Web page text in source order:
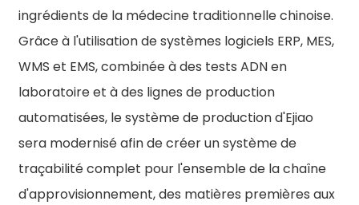
ingrédients de la médecine traditionnelle chinoise.
Grâce à l'utilisation de systèmes logiciels ERP, MES,
WMS et EMS, combinée à des tests ADN en
laboratoire et à des lignes de production
automatisées, le système de production d'Ejiao
sera modernisé afin de créer un système de
traçabilité complet pour l'ensemble de la chaîne
d'approvisionnement, des matières premières aux